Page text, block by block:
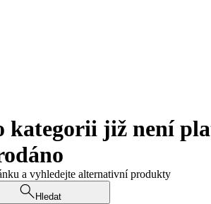
kategorii již není
a vyhledejte alternativní produkty
Hledat